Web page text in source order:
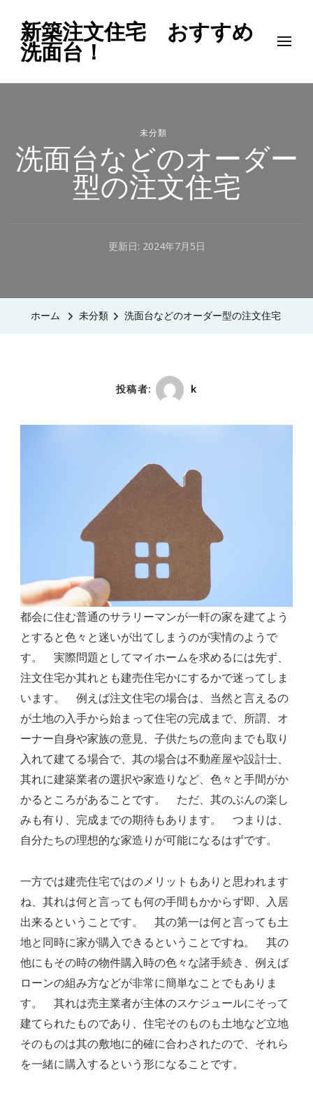
新築注文住宅 おすすめ
洗面台！
未分類
洗面台などのオーダー
型の注文住宅
更新日: 2024年7月5日
ホーム 未分類 洗面台などのオーダー型の注文住宅
投稿者: k
都会に住む普通のサラリーマンが一軒の家を建てよう
とすると色々と迷いが出てしまうのが実情のようで
す。 実際問題としてマイホームを求めるには先ず、
注文住宅か其れとも建売住宅かにするかで迷ってしま
います。 例えば注文住宅の場合は、当然と言えるの
が土地の入手から始まって住宅の完成まで、所謂、オ
ーナー自身や家族の意見、子供たちの意向までも取り
入れて建てる場合で、其の場合は不動産屋や設計士、
其れに建築業者の選択や家造りなど、色々と手間がか
かるところがあることです。 ただ、其のぶんの楽し
みも有り、完成までの期待もあります。 つまりは、
自分たちの理想的な家造りが可能になるはずです。
一方では建売住宅ではのメリットもありと思われます
ね、其れは何と言っても何の手間もかからず即、入居
出来るということです。 其の第一は何と言っても土
地と同時に家が購入できるということですね。 其の
他にもその時の物件購入時の色々な諸手続き、例えば
ローンの組み方などが非常に簡単なことでもありま
す。 其れは売主業者が主体のスケジュールにそって
建てられたものであり、住宅そのものも土地など立地
そのものは其の敷地に的確に合わされたので、それら
を一緒に購入するという形になることです。